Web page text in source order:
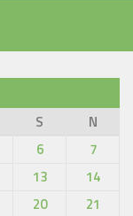
S
N
6
7
13
14
20
21